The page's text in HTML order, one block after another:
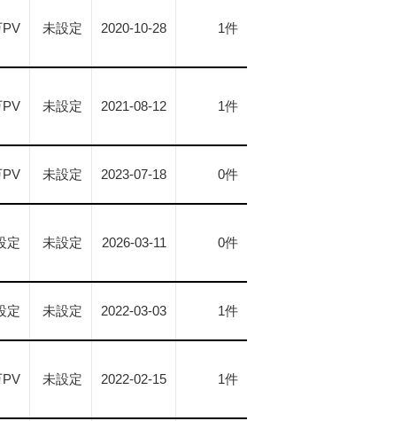
PV 未設定 2020-10-28 1件
PV 未設定 2021-08-12 1件
PV 未設定 2023-07-18 0件
定 未設定 2026-03-11 0件
定 未設定 2022-03-03 1件
PV 未設定 2022-02-15 1件